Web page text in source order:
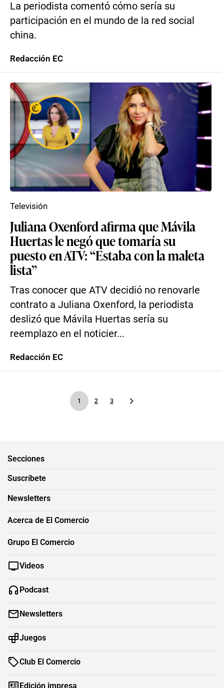
La periodista comentó cómo sería su
participación en el mundo de la red social
china.
Redacción EC
Juliana Oxenford afirma que Mávila
Huertas le negó que tomaría su
puesto en ATV: “Estaba con la maleta
lista”
Tras conocer que ATV decidió no renovarle
contrato a Juliana Oxenford, la periodista
deslizó que Mávila Huertas sería su
reemplazo en el noticier...
Televisión
Redacción EC
1 2 3
Secciones
Suscríbete
Newsletters
Acerca de El Comercio
Grupo El Comercio
Videos
Podcast
Newsletters
Juegos
Club El Comercio
Edición impresa